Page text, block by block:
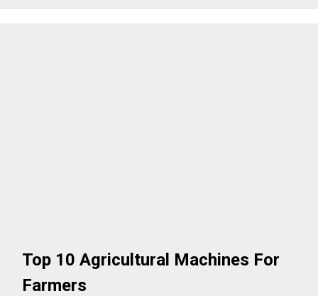
Top 10 Agricultural Machines For
Farmers